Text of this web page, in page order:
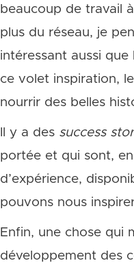
beaucoup de travail
plus du réseau, je
intéressant aussi
ce volet inspiration,
nourrir des belles
Il y a des success
portée et qui sont,
d’expérience,
pouvons nous
Enfin, une chose qui
développement des